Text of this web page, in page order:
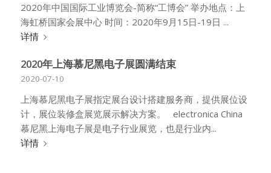
2020年中国国际工业博览会-简称“工博会” 举办地点：上
海虹桥国家会展中心 时间：2020年9月15日-19日 ...
详情
2020年上海慕尼黑电子展圆满结束
2020-07-10
上海慕尼黑电子展指定展台设计搭建服务商，提供展位设
计，展位装修盒展览展示解决方案。 electronica China
慕尼黑上海电子展是电子行业展览，也是行业内...
详情